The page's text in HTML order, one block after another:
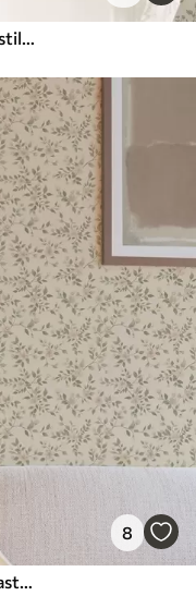
Relva de prado monocromática em estilo vintage
8
Delicados ramos de flores em tons pastel sobre fundo bege